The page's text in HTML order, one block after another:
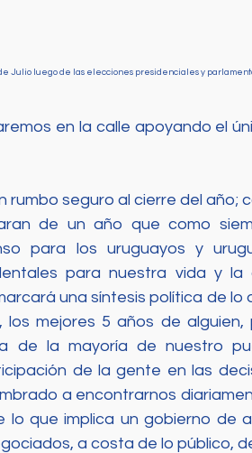
Julio luego de las elecciones presidenciales y
en la calle apoyando el
rumbo seguro al cierre del año;
de un año que como
para los uruguayos y
para nuestra vida y
una síntesis política de lo
los mejores 5 años de
de la mayoría de nuestro
de la gente en las
a encontrarnos
lo que implica un gobierno de
a costa de lo público,